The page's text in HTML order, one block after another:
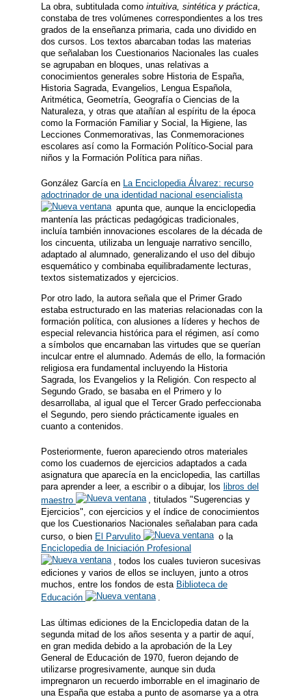
La obra, subtitulada como intuitiva, sintética y práctica
constaba de tres volúmenes correspondientes a los tres
grados de la enseñanza primaria, cada uno dividido en
dos cursos. Los textos abarcaban todas las materias
que señalaban los Cuestionarios Nacionales las cuales
se agrupaban en bloques, unas relativas a
conocimientos generales sobre Historia de España,
Historia Sagrada, Evangelios, Lengua Española,
Aritmética, Geometría, Geografía o Ciencias de la
Naturaleza, y otras que atañían al espíritu de la época
como la Formación Familiar y Social, la Higiene, las
Lecciones Conmemorativas, las Conmemoraciones
escolares así como la Formación Político-Social para
niños y la Formación Política para niñas.
González García en
La Enciclopedia Álvarez: recurso
adoctrinador de una identidad nacional esencialista
apunta que, aunque la enciclopedia
mantenía las prácticas pedagógicas tradicionales,
incluía también innovaciones escolares de la década de
los cincuenta, utilizaba un lenguaje narrativo sencillo,
adaptado al alumnado, generalizando el uso del dibujo
esquemático y combinaba equilibradamente lecturas,
textos sistematizados y ejercicios.
Por otro lado, la autora señala que el Primer Grado
estaba estructurado en las materias relacionadas con la
formación política, con alusiones a líderes y hechos de
especial relevancia histórica para el régimen, así como
a símbolos que encarnaban las virtudes que se querían
inculcar entre el alumnado. Además de ello, la formación
religiosa era fundamental incluyendo la Historia
Sagrada, los Evangelios y la Religión. Con respecto al
Segundo Grado, se basaba en el Primero y lo
desarrollaba, al igual que el Tercer Grado perfeccionaba
el Segundo, pero siendo prácticamente iguales en
cuanto a contenidos.
Posteriormente, fueron apareciendo otros materiales
como los cuadernos de ejercicios adaptados a cada
asignatura que aparecía en la enciclopedia, las cartillas
para aprender a leer, a escribir o a dibujar, los libros del
maestro
, titulados "Sugerencias y
Ejercicios", con ejercicios y el índice de conocimientos
que los Cuestionarios Nacionales señalaban para cada
curso, o bien El Parvulito
o la
Enciclopedia de Iniciación Profesional
, todos los cuales tuvieron sucesivas
ediciones y varios de ellos se incluyen, junto a otros
muchos, entre los fondos de esta Biblioteca de
Educación
.
Las últimas ediciones de la Enciclopedia datan de la
segunda mitad de los años sesenta y a partir de aquí,
en gran medida debido a la aprobación de la Ley
General de Educación de 1970, fueron dejando de
utilizarse progresivamente, aunque sin duda
impregnaron un recuerdo imborrable en el imaginario de
una España que estaba a punto de asomarse ya a otra